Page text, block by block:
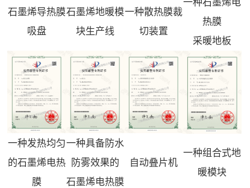
石墨烯导热膜
吸盘
石墨烯地暖模
块生产线
一种散热膜裁
切装置
一种石墨烯电
热膜
采暖地板
一种发热均匀
的石墨烯电热
膜
一种具备防水
防雾效果的
石墨烯电热膜
自动叠片机
一种组合式地
暖模块